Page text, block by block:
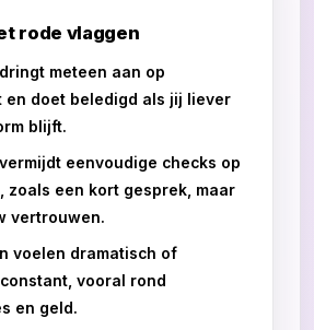
rode vlaggen
meteen aan op
en doet beledigd als jij liever
blijft.
eenvoudige checks op
zoals een kort gesprek, maar
vertrouwen.
voelen dramatisch of
vooral rond
en geld.